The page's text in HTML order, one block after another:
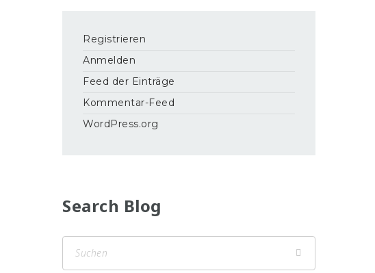
Registrieren
Anmelden
Feed der Einträge
Kommentar-Feed
WordPress.org
Search Blog